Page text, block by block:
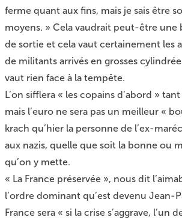
ferme quant aux fins, mais je sais être
moyens. » Cela vaudrait peut-être une
de sortie et cela vaut certainement les
de militants arrivés en grosses
vaut rien face à la tempête.
L’on sifflera « les copains d’abord »
mais l’euro ne sera pas un meilleur «
krach qu’hier la personne de l’ex-
aux nazis, quelle que soit la bonne ou
qu’on y mette.
« La France préservée », nous dit
l’ordre dominant qu’est devenu Jean-
France sera « si la crise s’aggrave, l’un